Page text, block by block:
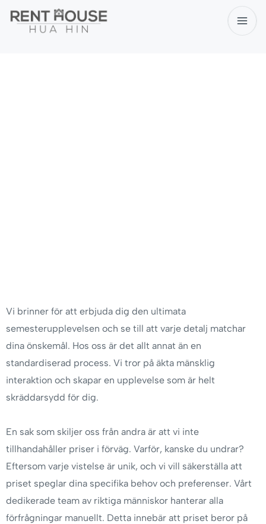
Vi brinner för att erbjuda dig den ultimata
semesterupplevelsen och se till att varje detalj matchar
dina önskemål. Hos oss är det allt annat än en
standardiserad process. Vi tror på äkta mänsklig
interaktion och skapar en upplevelse som är helt
skräddarsydd för dig.
En sak som skiljer oss från andra är att vi inte
tillhandahåller priser i förväg. Varför, kanske du undrar?
Eftersom varje vistelse är unik, och vi vill säkerställa att
priset speglar dina specifika behov och preferenser. Vårt
dedikerade team av riktiga människor hanterar alla
förfrågningar manuellt. Detta innebär att priset beror på